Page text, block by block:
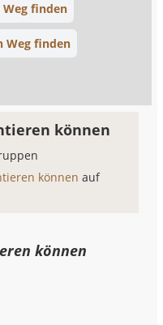
finden
Weg finden
können
könnenauf
können